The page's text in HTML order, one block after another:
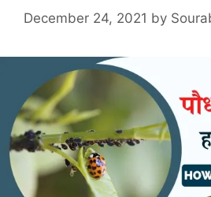
December 24, 2021 by